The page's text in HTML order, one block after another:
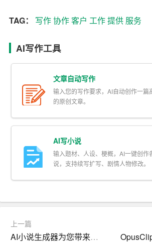
收集，以确保写作内容的准确性和可靠
觉得一切都是值得的。
名采购员，我认识到沟通能力的重要性
过程中，我学会了倾听、理解和尊重他
学会了如何表达自己的观点和建议。其
协作的重要性。在为公司提供写作服务
与同事们共同合作，分享经验和资源。
有团结协作，才能实现共同的目标。最
学习的重要性。在这个信息爆炸的时代
不断更新和提升。因此，我在工作中不
最后，我想谈谈对未来工作的展望。作
手，我深知自己的职责是为人们提供优
TAG： 写作协作客户 工作提供 服务
AI写作工具
文章自动写作
输入您的写作要求，AI自动创作一篇
的原创文章。
AI写小说
输入题材、人设、梗概，AI一键创作
说，支持续写扩写、剧情人物修改。
上一篇
AI小说生成器为您带来前所未有的创作体验和无限可能